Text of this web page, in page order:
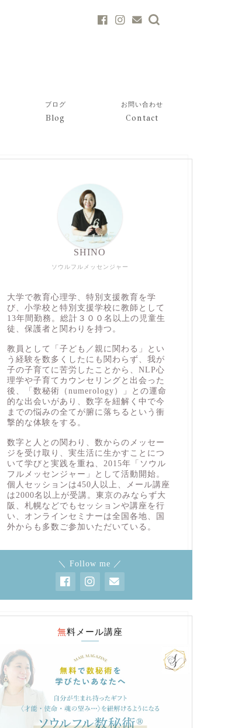
ブログ
Blog
お問い合わせ
Contact
ソウルフルメッセンジャー
SHINO
大学で教育心理学、特別支援教育を学
び、小学校と特別支援学校に教師として
13年間勤務。総計３００名以上の児童生
徒、保護者と関わりを持つ。
教員として「子ども／親に関わる」とい
う経験を数多くしたにも関わらず、我が
子の子育てに苦労したことから、NLP心
理学や子育てカウンセリングと出会った
後、「数秘術（numerology）」との運命
的な出会いがあり、数字を紐解く中で今
までの悩みの全てが腑に落ちるという衝
撃的な体験をする。
数字と人との関わり、数からのメッセー
ジを受け取り、実生活に生かすことにつ
いて学びと実践を重ね、2015年「ソウル
フルメッセンジャー」として活動開始。
個人セッションは450人以上、メール講座
は2000名以上が受講。東京のみならず大
阪、札幌などでもセッションや講座を行
い、オンラインセミナーは全国各地、国
外からも多数ご参加いただいている。
＼ Follow me ／
無料メール講座